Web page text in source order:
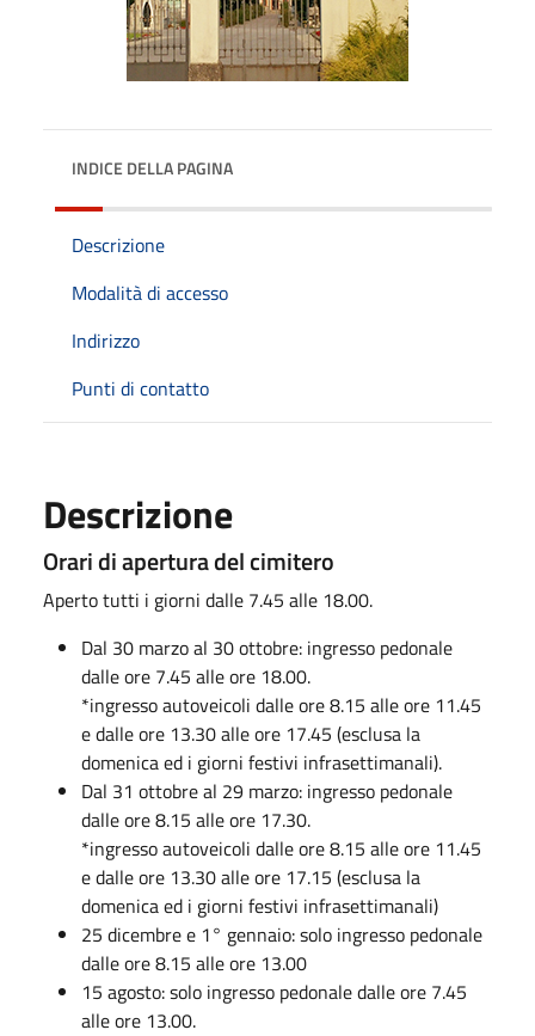
INDICE DELLA PAGINA
Descrizione
Modalità di accesso
Indirizzo
Punti di contatto
Descrizione
Orari di apertura del cimitero
Aperto tutti i giorni dalle 7.45 alle 18.00.
Dal 30 marzo al 30 ottobre: ingresso pedonale
dalle ore 7.45 alle ore 18.00.
*ingresso autoveicoli dalle ore 8.15 alle ore 11.45
e dalle ore 13.30 alle ore 17.45 (esclusa la
domenica ed i giorni festivi infrasettimanali).
Dal 31 ottobre al 29 marzo: ingresso pedonale
dalle ore 8.15 alle ore 17.30.
*ingresso autoveicoli dalle ore 8.15 alle ore 11.45
e dalle ore 13.30 alle ore 17.15 (esclusa la
domenica ed i giorni festivi infrasettimanali)
25 dicembre e 1° gennaio: solo ingresso pedonale
dalle ore 8.15 alle ore 13.00
15 agosto: solo ingresso pedonale dalle ore 7.45
alle ore 13.00.